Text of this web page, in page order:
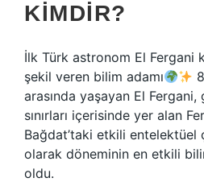
KIMDIR?
İlk Türk astronom El Fergani
şekil veren bilim adamı
arasında yaşayan El
sınırları içerisinde yer alan
Bağdat’taki etkili entelektüel
olarak döneminin en etkili
oldu.